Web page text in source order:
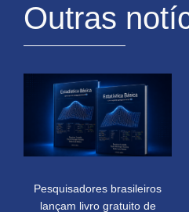
Outras
Pesquisadores brasileiros
lançam livro gratuito de